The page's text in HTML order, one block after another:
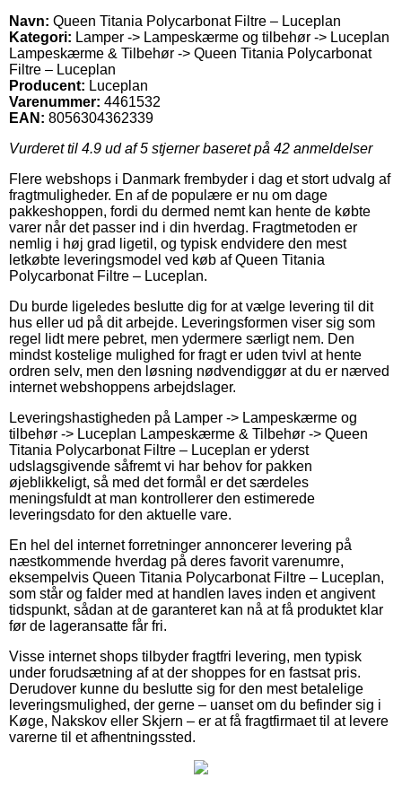
Navn: Queen Titania Polycarbonat Filtre – Luceplan
Kategori: Lamper -> Lampeskærme og tilbehør -> Luceplan
Lampeskærme & Tilbehør -> Queen Titania Polycarbonat
Filtre – Luceplan
Producent: Luceplan
Varenummer: 4461532
EAN: 8056304362339
Vurderet til 4.9 ud af 5 stjerner baseret på 42 anmeldelser
Flere webshops i Danmark frembyder i dag et stort udvalg af
fragtmuligheder. En af de populære er nu om dage
pakkeshoppen, fordi du dermed nemt kan hente de købte
varer når det passer ind i din hverdag. Fragtmetoden er
nemlig i høj grad ligetil, og typisk endvidere den mest
letkøbte leveringsmodel ved køb af Queen Titania
Polycarbonat Filtre – Luceplan.
Du burde ligeledes beslutte dig for at vælge levering til dit
hus eller ud på dit arbejde. Leveringsformen viser sig som
regel lidt mere pebret, men ydermere særligt nem. Den
mindst kostelige mulighed for fragt er uden tvivl at hente
ordren selv, men den løsning nødvendiggør at du er nærved
internet webshoppens arbejdslager.
Leveringshastigheden på Lamper -> Lampeskærme og
tilbehør -> Luceplan Lampeskærme & Tilbehør -> Queen
Titania Polycarbonat Filtre – Luceplan er yderst
udslagsgivende såfremt vi har behov for pakken
øjeblikkeligt, så med det formål er det særdeles
meningsfuldt at man kontrollerer den estimerede
leveringsdato for den aktuelle vare.
En hel del internet forretninger annoncerer levering på
næstkommende hverdag på deres favorit varenumre,
eksempelvis Queen Titania Polycarbonat Filtre – Luceplan,
som står og falder med at handlen laves inden et angivent
tidspunkt, sådan at de garanteret kan nå at få produktet klar
før de lageransatte får fri.
Visse internet shops tilbyder fragtfri levering, men typisk
under forudsætning af at der shoppes for en fastsat pris.
Derudover kunne du beslutte sig for den mest betalelige
leveringsmulighed, der gerne – uanset om du befinder sig i
Køge, Nakskov eller Skjern – er at få fragtfirmaet til at levere
varerne til et afhentningssted.